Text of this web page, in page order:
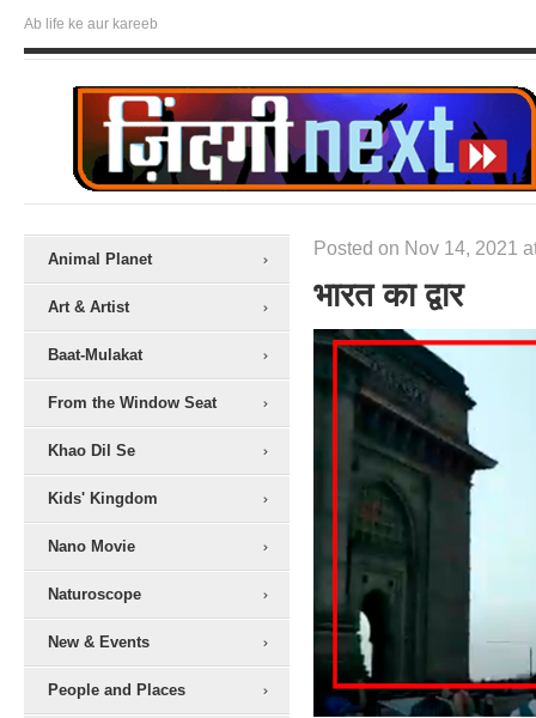
Ab life ke aur kareeb
Animal Planet
Art & Artist
Baat-Mulakat
From the Window Seat
Khao Dil Se
Kids' Kingdom
Nano Movie
Naturoscope
New & Events
People and Places
Posted on Nov 14, 2021
भारत का द्वार